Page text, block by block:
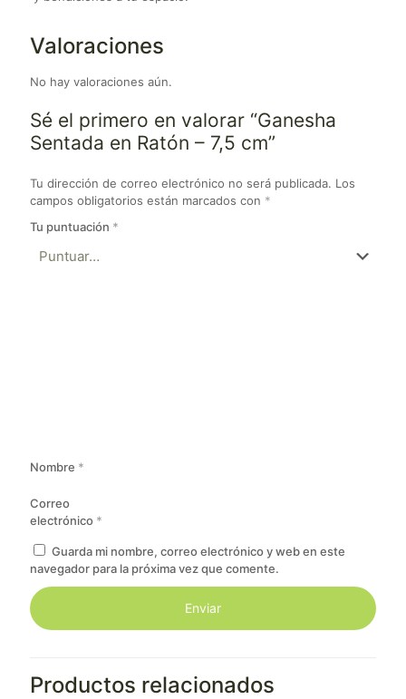
Valoraciones
No hay valoraciones aún.
Sé el primero en valorar “Ganesha
Sentada en Ratón – 7,5 cm”
Tu dirección de correo electrónico no será publicada. Los
campos obligatorios están marcados con *
Tu puntuación *
Nombre *
Correo
electrónico *
Guarda mi nombre, correo electrónico y web en este
navegador para la próxima vez que comente.
Productos relacionados